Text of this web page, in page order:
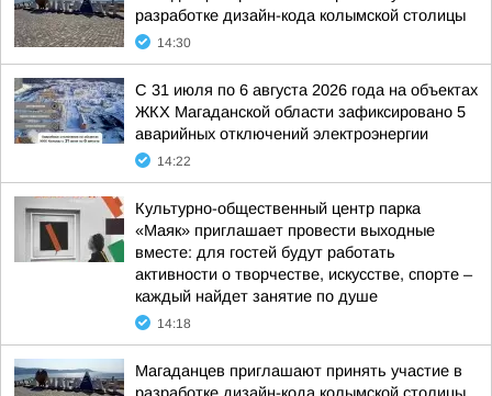
разработке дизайн-кода колымской столицы
14:30
С 31 июля по 6 августа 2026 года на объектах
ЖКХ Магаданской области зафиксировано 5
аварийных отключений электроэнергии
14:22
Культурно-общественный центр парка
«Маяк» приглашает провести выходные
вместе: для гостей будут работать
активности о творчестве, искусстве, спорте –
каждый найдет занятие по душе
14:18
Магаданцев приглашают принять участие в